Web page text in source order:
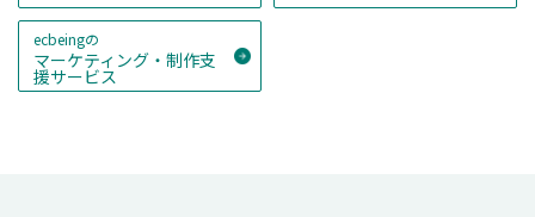
ecbeingの
マーケティング・制作支
援サービス